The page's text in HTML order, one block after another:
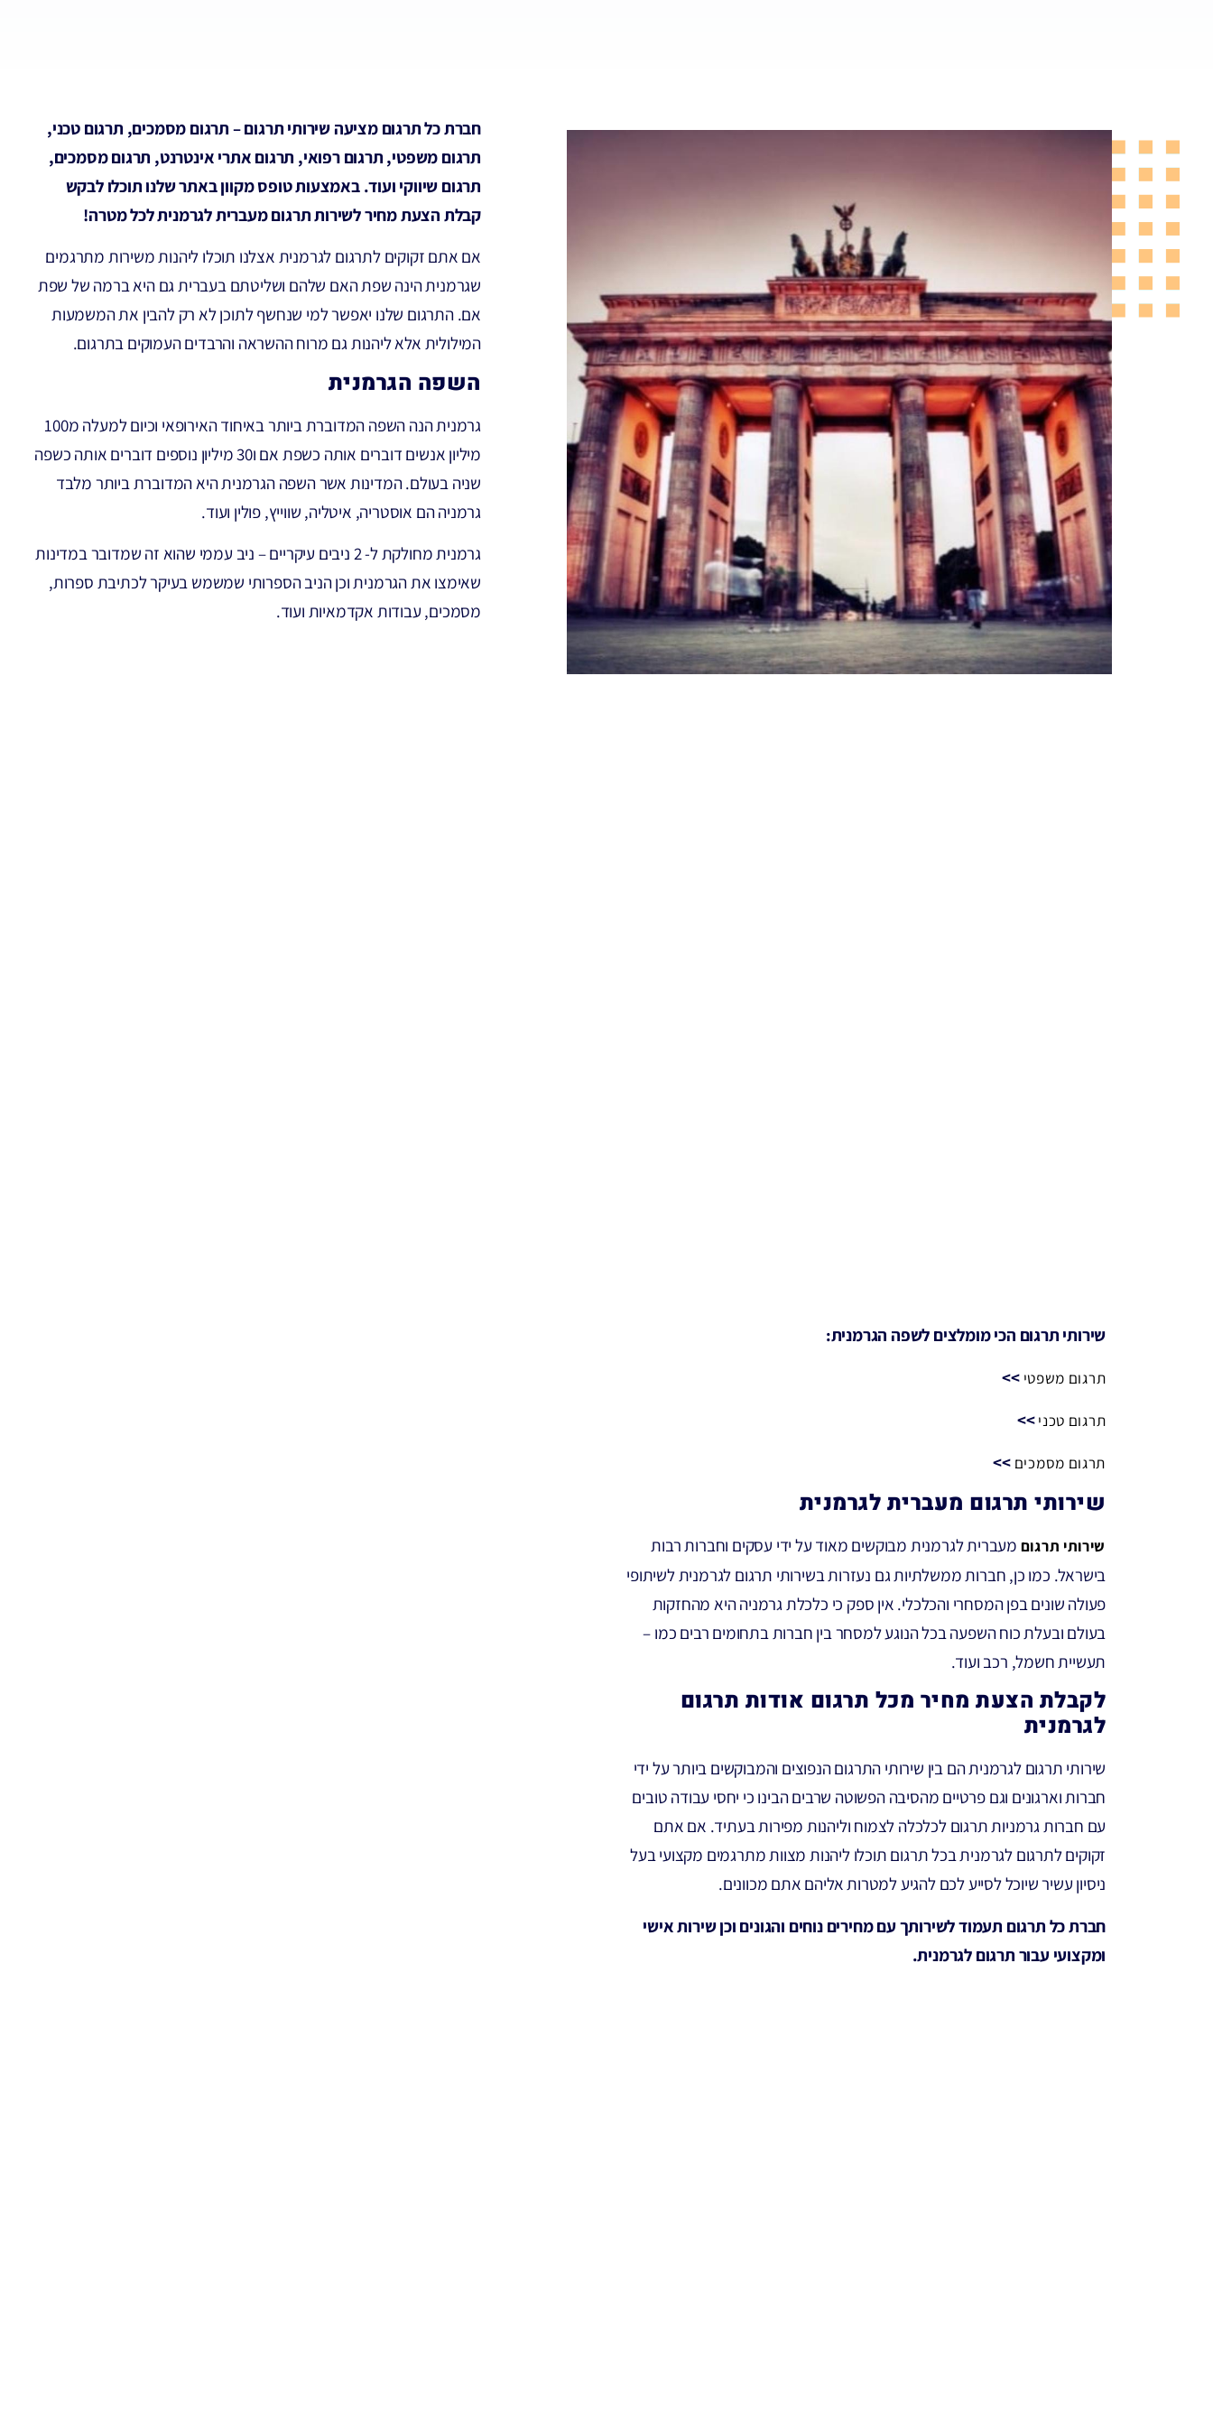
חברת כל תרגום מציעה שירותי תרגום – תרגום מסמכים, תרגום טכני,
תרגום משפטי, תרגום רפואי, תרגום אתרי אינטרנט, תרגום מסמכים,
תרגום שיווקי ועוד. באמצעות טופס מקוון באתר שלנו תוכלו לבקש
קבלת הצעת מחיר לשירות תרגום מעברית לגרמנית לכל מטרה!
אם אתם זקוקים לתרגום לגרמנית אצלנו תוכלו ליהנות משירות מתרגמים
שגרמנית הינה שפת האם שלהם ושליטתם בעברית גם היא ברמה של שפת
אם. התרגום שלנו יאפשר למי שנחשף לתוכן לא רק להבין את המשמעות
המילולית אלא ליהנות גם מרוח ההשראה והרבדים העמוקים בתרגום.
השפה הגרמנית
גרמנית הנה השפה המדוברת ביותר באיחוד האירופאי וכיום למעלה מ100
מיליון אנשים דוברים אותה כשפת אם ו30 מיליון נוספים דוברים אותה כשפה
שניה בעולם. המדינות אשר השפה הגרמנית היא המדוברת ביותר מלבד
גרמניה הם אוסטריה, איטליה, שווייץ, פולין ועוד.
גרמנית מחולקת ל- 2 ניבים עיקריים – ניב עממי שהוא זה שמדובר במדינות
שאימצו את הגרמנית וכן הניב הספרותי שמשמש בעיקר לכתיבת ספרות,
מסמכים, עבודות אקדמאיות ועוד.
שירותי תרגום הכי מומלצים לשפה הגרמנית:
תרגום משפטי >>
תרגום טכני>>
תרגום מסמכים >>
שירותי תרגום מעברית לגרמנית
שירותי תרגום מעברית לגרמנית מבוקשים מאוד על ידי עסקים וחברות רבות
בישראל. כמו כן, חברות ממשלתיות גם נעזרות בשירותי תרגום לגרמנית לשיתופי
פעולה שונים בפן המסחרי והכלכלי. אין ספק כי כלכלת גרמניה היא מהחזקות
בעולם ובעלת כוח השפעה בכל הנוגע למסחר בין חברות בתחומים רבים כמו –
תעשיית חשמל, רכב ועוד.
לקבלת הצעת מחיר מכל תרגום אודות תרגום
לגרמנית
שירותי תרגום לגרמנית הם בין שירותי התרגום הנפוצים והמבוקשים ביותר על ידי
חברות וארגונים וגם פרטיים מהסיבה הפשוטה שרבים הבינו כי יחסי עבודה טובים
עם חברות גרמניות תרגום לכלכלה לצמוח וליהנות מפירות בעתיד. אם אתם
זקוקים לתרגום לגרמנית בכל תרגום תוכלו ליהנות מצוות מתרגמים מקצועי בעל
ניסיון עשיר שיוכל לסייע לכם להגיע למטרות אליהם אתם מכוונים.
חברת כל תרגום תעמוד לשירותך עם מחירים נוחים והגונים וכן שירות אישי
ומקצועי עבור תרגום לגרמנית.